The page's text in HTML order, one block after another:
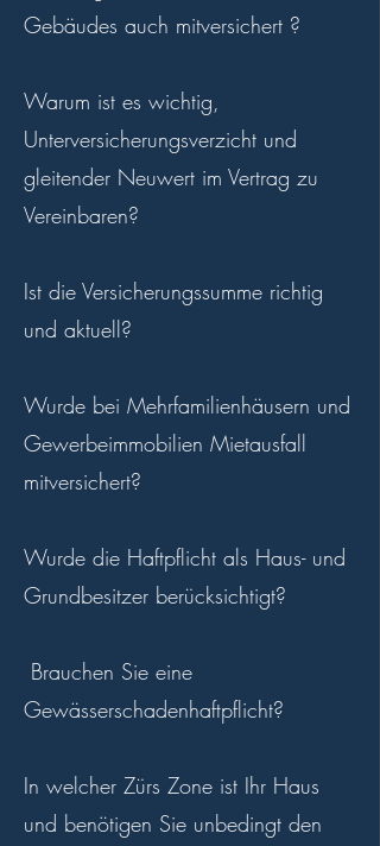
Gebäudes auch mitversichert ?
Warum ist es wichtig,
Unterversicherungsverzicht und
gleitender Neuwert im Vertrag zu
Vereinbaren?
Ist die Versicherungssumme richtig
und aktuell?
Wurde bei Mehrfamilienhäusern und
Gewerbeimmobilien Mietausfall
mitversichert?
Wurde die Haftpflicht als Haus- und
Grundbesitzer berücksichtigt?
Brauchen Sie eine
Gewässerschadenhaftpflicht?
In welcher Zürs Zone ist Ihr Haus
und benötigen Sie unbedingt den